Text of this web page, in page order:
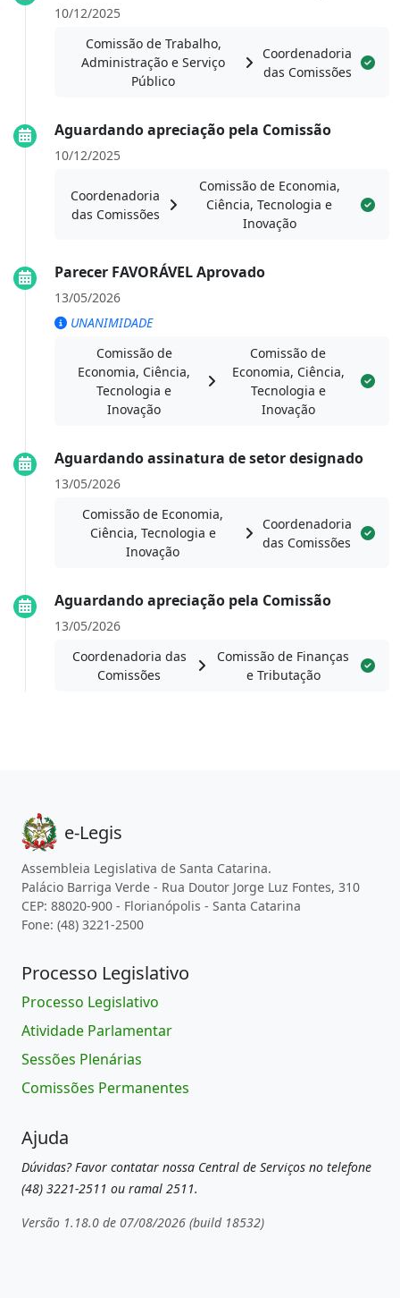
10/12/2025
Comissão de Trabalho,
Administração e Serviço
Público
Coordenadoria
das Comissões
Aguardando apreciação pela Comissão
10/12/2025
Coordenadoria
das Comissões
Comissão de Economia,
Ciência, Tecnologia e
Inovação
Parecer FAVORÁVEL Aprovado
13/05/2026
UNANIMIDADE
Comissão de
Economia, Ciência,
Tecnologia e
Inovação
Comissão de
Economia, Ciência,
Tecnologia e
Inovação
Aguardando assinatura de setor designado
13/05/2026
Comissão de Economia,
Ciência, Tecnologia e
Inovação
Coordenadoria
das Comissões
Aguardando apreciação pela Comissão
13/05/2026
Coordenadoria das
Comissões
Comissão de Finanças
e Tributação
e-Legis
Assembleia Legislativa de Santa Catarina.
Palácio Barriga Verde - Rua Doutor Jorge Luz Fontes, 310
CEP: 88020-900 - Florianópolis - Santa Catarina
Fone: (48) 3221-2500
Processo Legislativo
Processo Legislativo
Atividade Parlamentar
Sessões Plenárias
Comissões Permanentes
Ajuda
Dúvidas? Favor contatar nossa Central de Serviços no telefone
(48) 3221-2511 ou ramal 2511.
Versão 1.18.0 de 07/08/2026 (build 18532)